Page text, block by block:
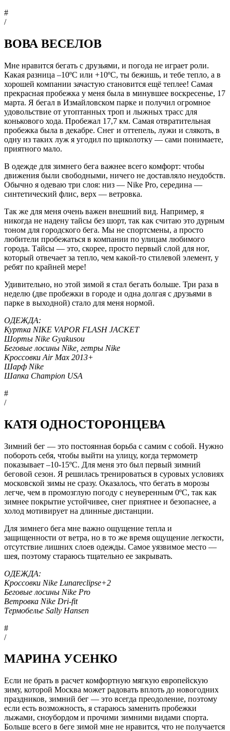
#
/
ВОВА ВЕСЕЛОВ
Мне нравится бегать с друзьями, и погода не играет роли.
Какая разница –10ºC или +10ºC, ты бежишь, и тебе тепло, а в
хорошей компании зачастую становится ещё теплее! Самая
прекрасная пробежка у меня была в минувшее воскресенье, 17
марта. Я бегал в Измайловском парке и получил огромное
удовольствие от утоптанных троп и лыжных трасс для
конькового хода. Пробежал 17,7 км. Самая отвратительная
пробежка была в декабре. Снег и оттепель, лужи и слякоть, в
одну из таких луж я угодил по щиколотку — сами понимаете,
приятного мало.
В одежде для зимнего бега важнее всего комфорт: чтобы
движения были свободными, ничего не доставляло неудобств.
Обычно я одеваю три слоя: низ — Nike Pro, середина —
синтетический флис, верх — ветровка.
Так же для меня очень важен внешний вид. Например, я
никогда не надену тайсы без шорт, так как считаю это дурным
тоном для городского бега. Мы не спортсмены, а просто
любители пробежаться в компании по улицам любимого
города. Тайсы — это, скорее, просто первый слой для ног,
который отвечает за тепло, чем какой-то стилевой элемент, у
ребят по крайней мере!
Удивительно, но этой зимой я стал бегать больше. Три раза в
неделю (две пробежки в городе и одна долгая с друзьями в
парке в выходной) стало для меня нормой.
ОДЕЖДА:
Куртка NIKE VAPOR FLASH JACKET
Шорты Nike Gyakusou
Беговые лосины Nike, гетры Nike
Кроссовки Air Max 2013+
Шарф Nike
Шапка Champion USA
#
/
КАТЯ ОДНОСТОРОНЦЕВА
Зимний бег — это постоянная борьба с самим с собой. Нужно
побороть себя, чтобы выйти на улицу, когда термометр
показывает –10-15ºC. Для меня это был первый зимний
беговой сезон. Я решилась тренироваться в суровых условиях
московской зимы не сразу. Оказалось, что бегать в морозы
легче, чем в промозглую погоду с неуверенным 0ºC, так как
зимнее покрытие устойчивее, снег приятнее и безопаснее, а
холод мотивирует на длинные дистанции.
Для зимнего бега мне важно ощущение тепла и
защищенности от ветра, но в то же время ощущение легкости,
отсутствие лишних слоев одежды. Самое уязвимое место —
шея, поэтому стараюсь тщательно ее закрывать.
ОДЕЖДА:
Кроссовки Nike Lunareclipse+2
Беговые лосины Nike Pro
Ветровка Nike Dri-fit
Tермобелье Sally Hansen
#
/
МАРИНА УСЕНКО
Если не брать в расчет комфортную мягкую европейскую
зиму, которой Москва может радовать вплоть до новогодних
праздников, зимний бег — это всегда преодоление, поэтому
если есть возможность, я стараюсь заменить пробежки
лыжами, сноубордом и прочими зимними видами спорта.
Больше всего в беге зимой мне не нравится, что не получается